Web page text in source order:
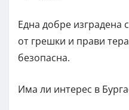
Една добре изградена
от грешки и прави
безопасна.
Има ли интерес в